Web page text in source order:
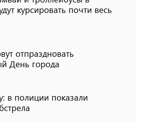
курсировать почти весь
отпраздновать
День города
в полиции показали